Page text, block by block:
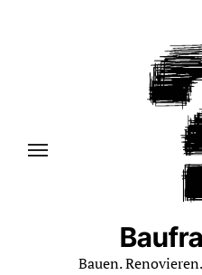
Bauen.